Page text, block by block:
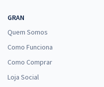
GRAN
Quem Somos
Como Funciona
Como Comprar
Loja Social